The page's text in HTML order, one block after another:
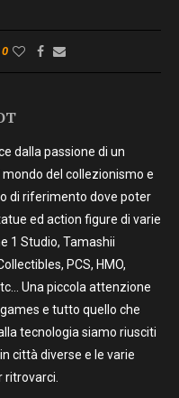
0
dalla passione di un
del collezionismo e
di riferimento dove poter
ed action figure di varie
1 Studio, Tamashii
PCS, HMO,
Una piccola attenzione
e tutto quello che
tecnologia siamo riusciti
città diverse e le varie
ritrovarci.